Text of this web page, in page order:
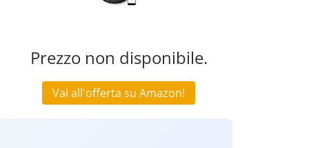
Prezzo non disponibile.
Vai all'offerta su Amazon!